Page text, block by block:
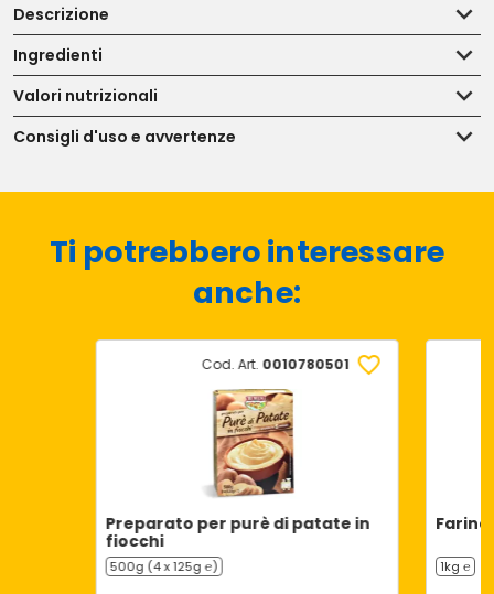
Descrizione
Ingredienti
Valori nutrizionali
Consigli d'uso e avvertenze
Ti potrebbero interessare
anche:
Cod. Art. 0010780501
Preparato per purè di patate in
fiocchi
500g (4 x 125g ℮) 1kg ℮